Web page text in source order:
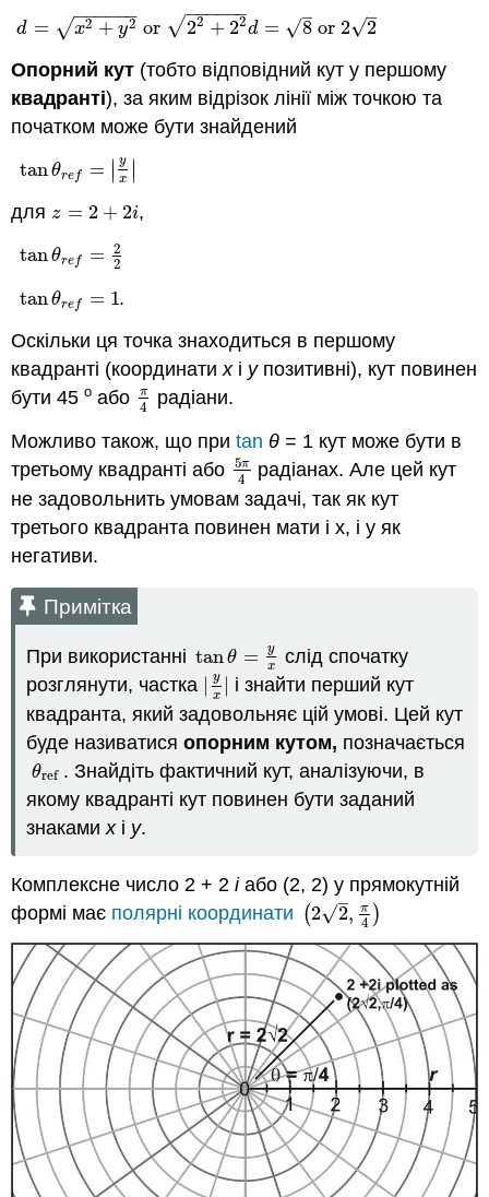
d = x2 + y2
− −
−−−−
√ or 22 + 22
− −
−−−−
√ d = 8
–
√ or 2 2
–
√
d =x 2+y2 or22+2 2d=8or22
Опорний кут (тобто відповідний кут у першому
квадранті), за яким відрізок лінії між точкою та
початком може бути знайдений
tan θref = ∣ y
x
∣
tanθref= |y x |
для z = 2 + 2i
z =2 +2i ,
tan θref = 2
2
tanθref= 22
tan θref = 1
tanθref= 1
.
Оскільки ця точка знаходиться в першому
квадранті (координатиxі yпозитивні), кут повинен
бути 45o або π
4
π 4радіани.
Можливо також, що приtan θ = 1 кут може бути в
третьому квадранті або 5π
4
5π 4
радіанах. Але цей кут
не задовольнить умовам задачі, так як кут
третього квадранта повинен мати і x, і y як
негативи.
Примітка
При використанні tan θ =
y
x
tanθ= yx
слід спочатку
розглянути, частка
y
x
∣y ∣і знайти перший кут
квадранта, який задовольняє цій умові. Цей кут
буде називатисяопорним кутом, позначається
θref
θref. Знайдіть фактичний кут, аналізуючи, в
якому квадранті кут повинен бути заданий
знакамиxі y.
Комплексне число 2 + 2iабо (2, 2) у прямокутній
формі має полярні координати (2 2
–
√ , π
4 )
(22,π4 )